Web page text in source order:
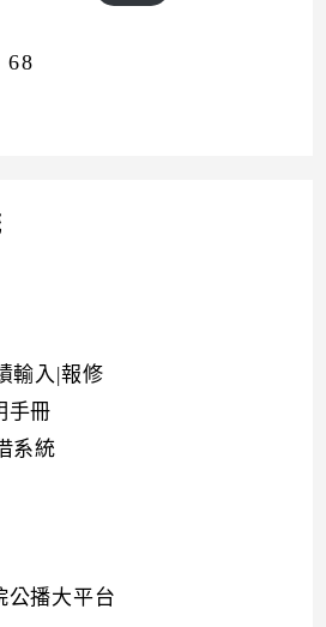
68
輸入|報修
手冊
系統
公播大平台